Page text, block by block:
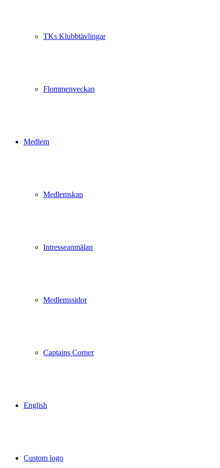
TKs Klubbtävlingar
Flommenveckan
Medlem
Medlemskap
Intresseanmälan
Medlemssidor
Captains Corner
English
Custom logo